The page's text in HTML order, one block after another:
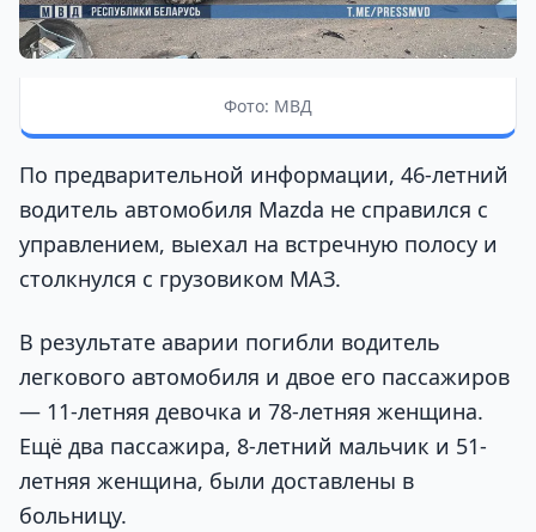
Фото: МВД
По предварительной информации, 46-летний
водитель автомобиля Mazda не справился с
управлением, выехал на встречную полосу и
столкнулся с грузовиком МАЗ.
В результате аварии погибли водитель
легкового автомобиля и двое его пассажиров
— 11-летняя девочка и 78-летняя женщина.
Ещё два пассажира, 8-летний мальчик и 51-
летняя женщина, были доставлены в
больницу.